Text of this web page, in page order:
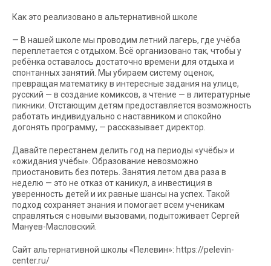
Как это реализовано в альтернативной школе
— В нашей школе мы проводим летний лагерь, где учёба
переплетается с отдыхом. Всё организовано так, чтобы у
ребёнка оставалось достаточно времени для отдыха и
спонтанных занятий. Мы убираем систему оценок,
превращая математику в интересные задания на улице,
русский — в создание комиксов, а чтение — в литературные
пикники. Отстающим детям предоставляется возможность
работать индивидуально с наставником и спокойно
догонять программу, — рассказывает директор.
Давайте перестанем делить год на периоды «учёбы» и
«ожидания учёбы». Образование невозможно
приостановить без потерь. Занятия летом два раза в
неделю — это не отказ от каникул, а инвестиция в
уверенность детей и их равные шансы на успех. Такой
подход сохраняет знания и помогает всем ученикам
справляться с новыми вызовами, подытоживает Сергей
Мануев-Масловский.
Сайт альтернативной школы «Пелевин»: https://pelevin-
center.ru/